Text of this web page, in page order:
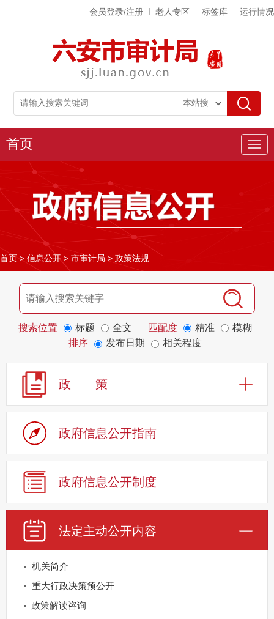
会员登录/注册 老人专区 标签库 运行情况
导
航
首页
首页> 信息公开 > 市审计局 > 政策法规
搜索位置 标题 全文 匹配度 精准
模糊
排序
发布日期 相关程度
政 策
政府信息公开指南
政府信息公开制度
法定主动公开内容
机关简介
重大行政决策预公开
政策解读咨询